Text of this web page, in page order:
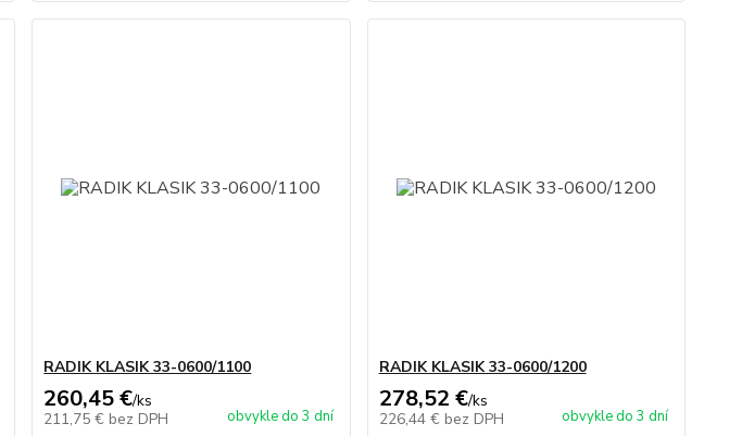
RADIK KLASIK 33-0600/1100
260,45 €/ks
211,75 € bez DPH obvykle do 3 dní
RADIK KLASIK 33-0600/1200
278,52 €/ks
226,44 € bez DPH obvykle do 3 dní